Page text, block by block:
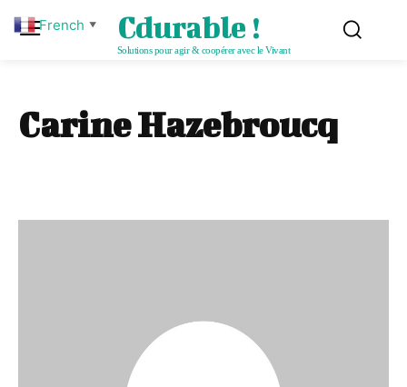
Cdurable !
Solutions pour agir & coopérer avec le Vivant
Carine Hazebroucq
French ▼